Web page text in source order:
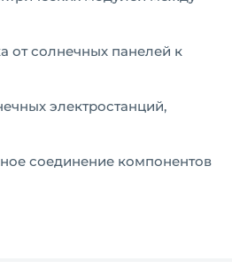
от солнечных панелей к
электростанций,
соединение компонентов